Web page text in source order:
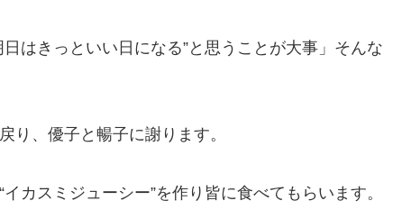
はきっといい日になる”と思うことが大事」そんな
り、優子と暢子に謝ります。
カスミジューシー”を作り皆に食べてもらいます。